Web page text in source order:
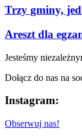
Trzy gminy,
Areszt dla
Jesteśmy
Dołącz do nas na
Instagram:
Obserwuj nas!